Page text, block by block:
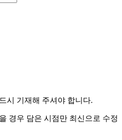
시 기재해 주셔야 합니다.
경우 담은 시점만 최신으로 수정